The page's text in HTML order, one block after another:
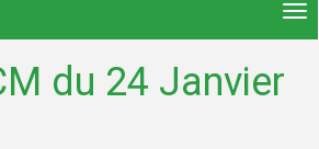
du 24 Janvier